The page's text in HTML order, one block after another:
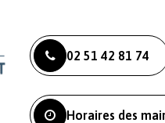
02 51 42 81 74
Horaires des